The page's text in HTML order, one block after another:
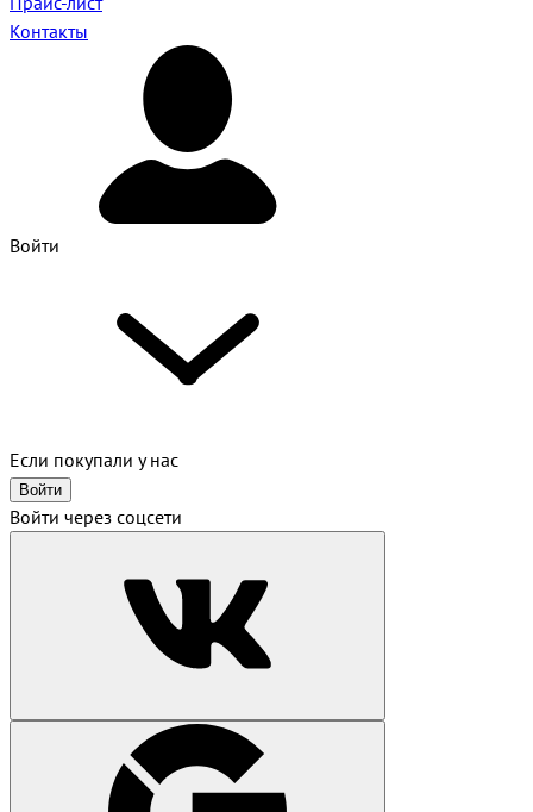
Контакты
Войти
Если покупали у нас
Войти
Войти через соцсети